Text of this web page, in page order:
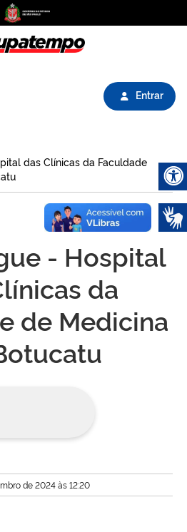
Entrar
das Clínicas da Faculdade
- Hospital
da
de Medicina
de 2024 às 12:20